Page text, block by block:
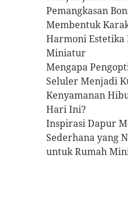
Pemangkasan
Membentuk
Harmoni Estetika
Miniatur
Mengapa
Seluler Menjadi
Kenyamanan
Hari Ini?
Inspirasi Dapur
Sederhana yang
untuk Rumah